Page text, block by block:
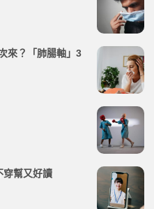
來？「肺腸軸」3
穿幫又好讀